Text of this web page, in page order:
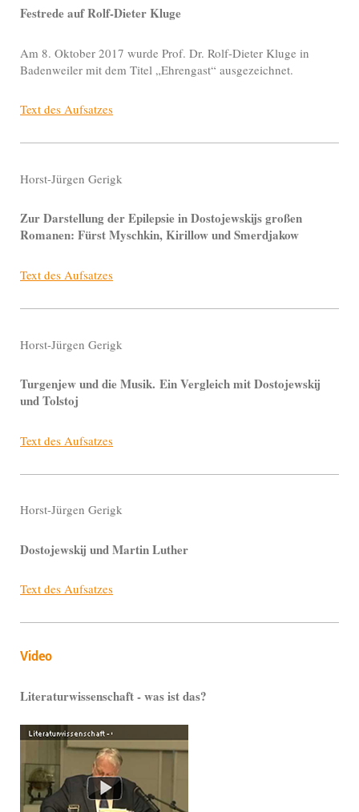
Festrede auf Rolf-Dieter Kluge
Am 8. Oktober 2017 wurde Prof. Dr. Rolf-Dieter Kluge in
Badenweiler mit dem Titel „Ehrengast“ ausgezeichnet.
Text des Aufsatzes
Horst-Jürgen Gerigk
Zur Darstellung der Epilepsie in Dostojewskijs großen
Romanen: Fürst Myschkin, Kirillow und Smerdjakow
Text des Aufsatzes
Horst-Jürgen Gerigk
Turgenjew und die Musik. Ein Vergleich mit Dostojewskij
und Tolstoj
Text des Aufsatzes
Horst-Jürgen Gerigk
Dostojewskij und Martin Luther
Text des Aufsatzes
Video
Literaturwissenschaft - was ist das?